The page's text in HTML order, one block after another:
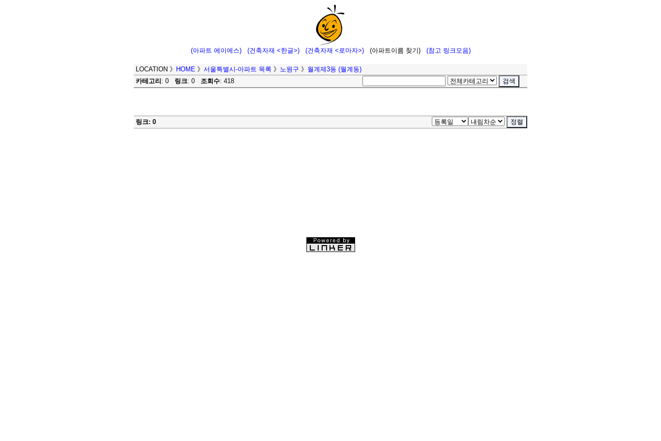
(아파트 에이에스) (건축자재 <한글>) (건축자재 <로마자>) (아파트이름 찾기) (참고 링크모음)
LOCATION 》 HOME 》 서울특별시-아파트 목록 》 노원구 》 월계제3동 (월계동)
카테고리 : 0 링크: 0 조회수: 418
링크: 0